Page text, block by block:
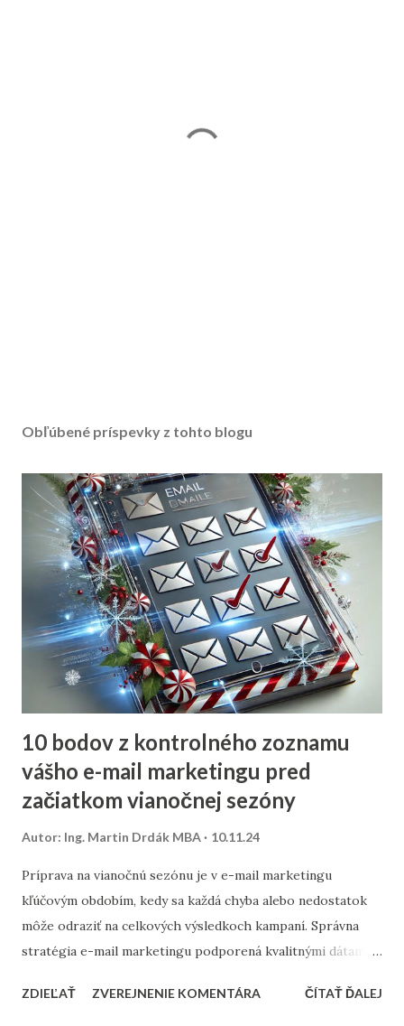
Obľúbené príspevky z tohto blogu
10 bodov z kontrolného zoznamu
vášho e-mail marketingu pred
začiatkom vianočnej sezóny
Autor: Ing. Martin Drdák MBA 10.11.24
Príprava na vianočnú sezónu je v e-mail marketingu
kľúčovým obdobím, kedy sa každá chyba alebo nedostatok
môže odraziť na celkových výsledkoch kampaní. Správna
stratégia e-mail marketingu podporená kvalitnými dátami a
priniesť nárast predajov aj vysokú spokojnosť zákazníkov.
ZDIEĽAŤ ZVEREJNENIE KOMENTÁRA ČÍTAŤ ĎALEJ